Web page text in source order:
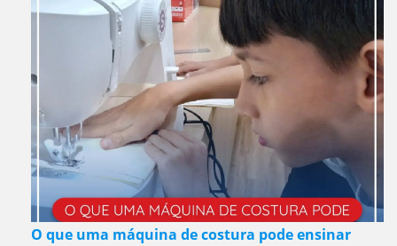
O que uma máquina de costura pode ensinar